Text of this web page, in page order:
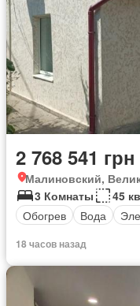
2 768 541 грн
Малиновский,
3 Комнаты
45
Обогрев
Вода
18 часов назад